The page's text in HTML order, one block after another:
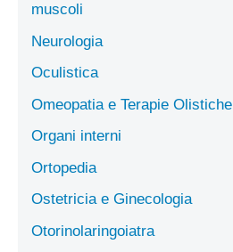
muscoli
Neurologia
Oculistica
Omeopatia e Terapie Olistiche
Organi interni
Ortopedia
Ostetricia e Ginecologia
Otorinolaringoiatra